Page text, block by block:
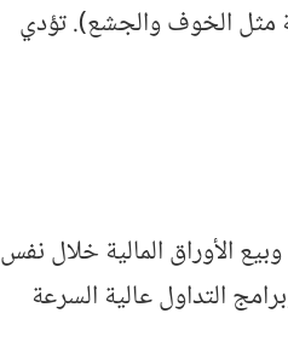
مثل الخوف والجشع). تؤدي
الأوراق المالية خلال نفس
التداول عالية السرعة